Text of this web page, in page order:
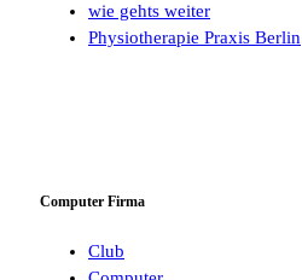
wie gehts weiter
Physiotherapie Praxis Berlin
Computer Firma
Club